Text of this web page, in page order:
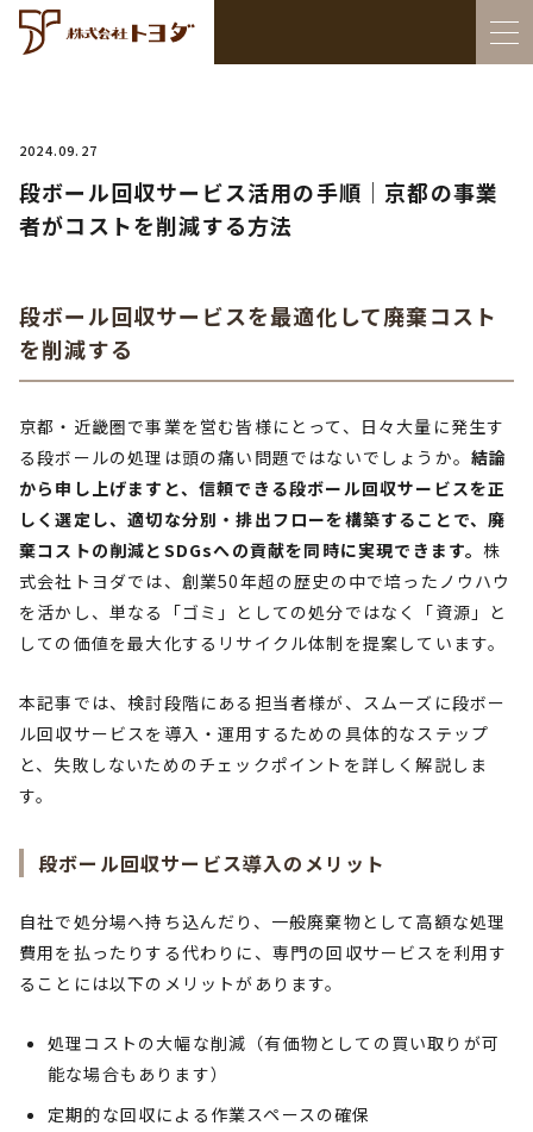
2024.09.27
段ボール回収サービス活用の手順｜京都の事業
者がコストを削減する方法
段ボール回収サービスを最適化して廃棄コスト
を削減する
京都・近畿圏で事業を営む皆様にとって、日々大量に発生す
る段ボールの処理は頭の痛い問題ではないでしょうか。 結論
から申し上げますと、信頼できる段ボール回収サービスを正
しく選定し、適切な分別・排出フローを構築することで、廃
棄コストの削減とSDGsへの貢献を同時に実現できます。株
式会社トヨダでは、創業50年超の歴史の中で培ったノウハウ
を活かし、単なる「ゴミ」としての処分ではなく「資源」と
しての価値を最大化するリサイクル体制を提案しています。
本記事では、検討段階にある担当者様が、スムーズに段ボー
ル回収サービスを導入・運用するための具体的なステップ
と、失敗しないためのチェックポイントを詳しく解説しま
す。
段ボール回収サービス導入のメリット
自社で処分場へ持ち込んだり、一般廃棄物として高額な処理
費用を払ったりする代わりに、専門の回収サービスを利用す
ることには以下のメリットがあります。
処理コストの大幅な削減（有価物としての買い取りが可
能な場合もあります）
定期的な回収による作業スペースの確保